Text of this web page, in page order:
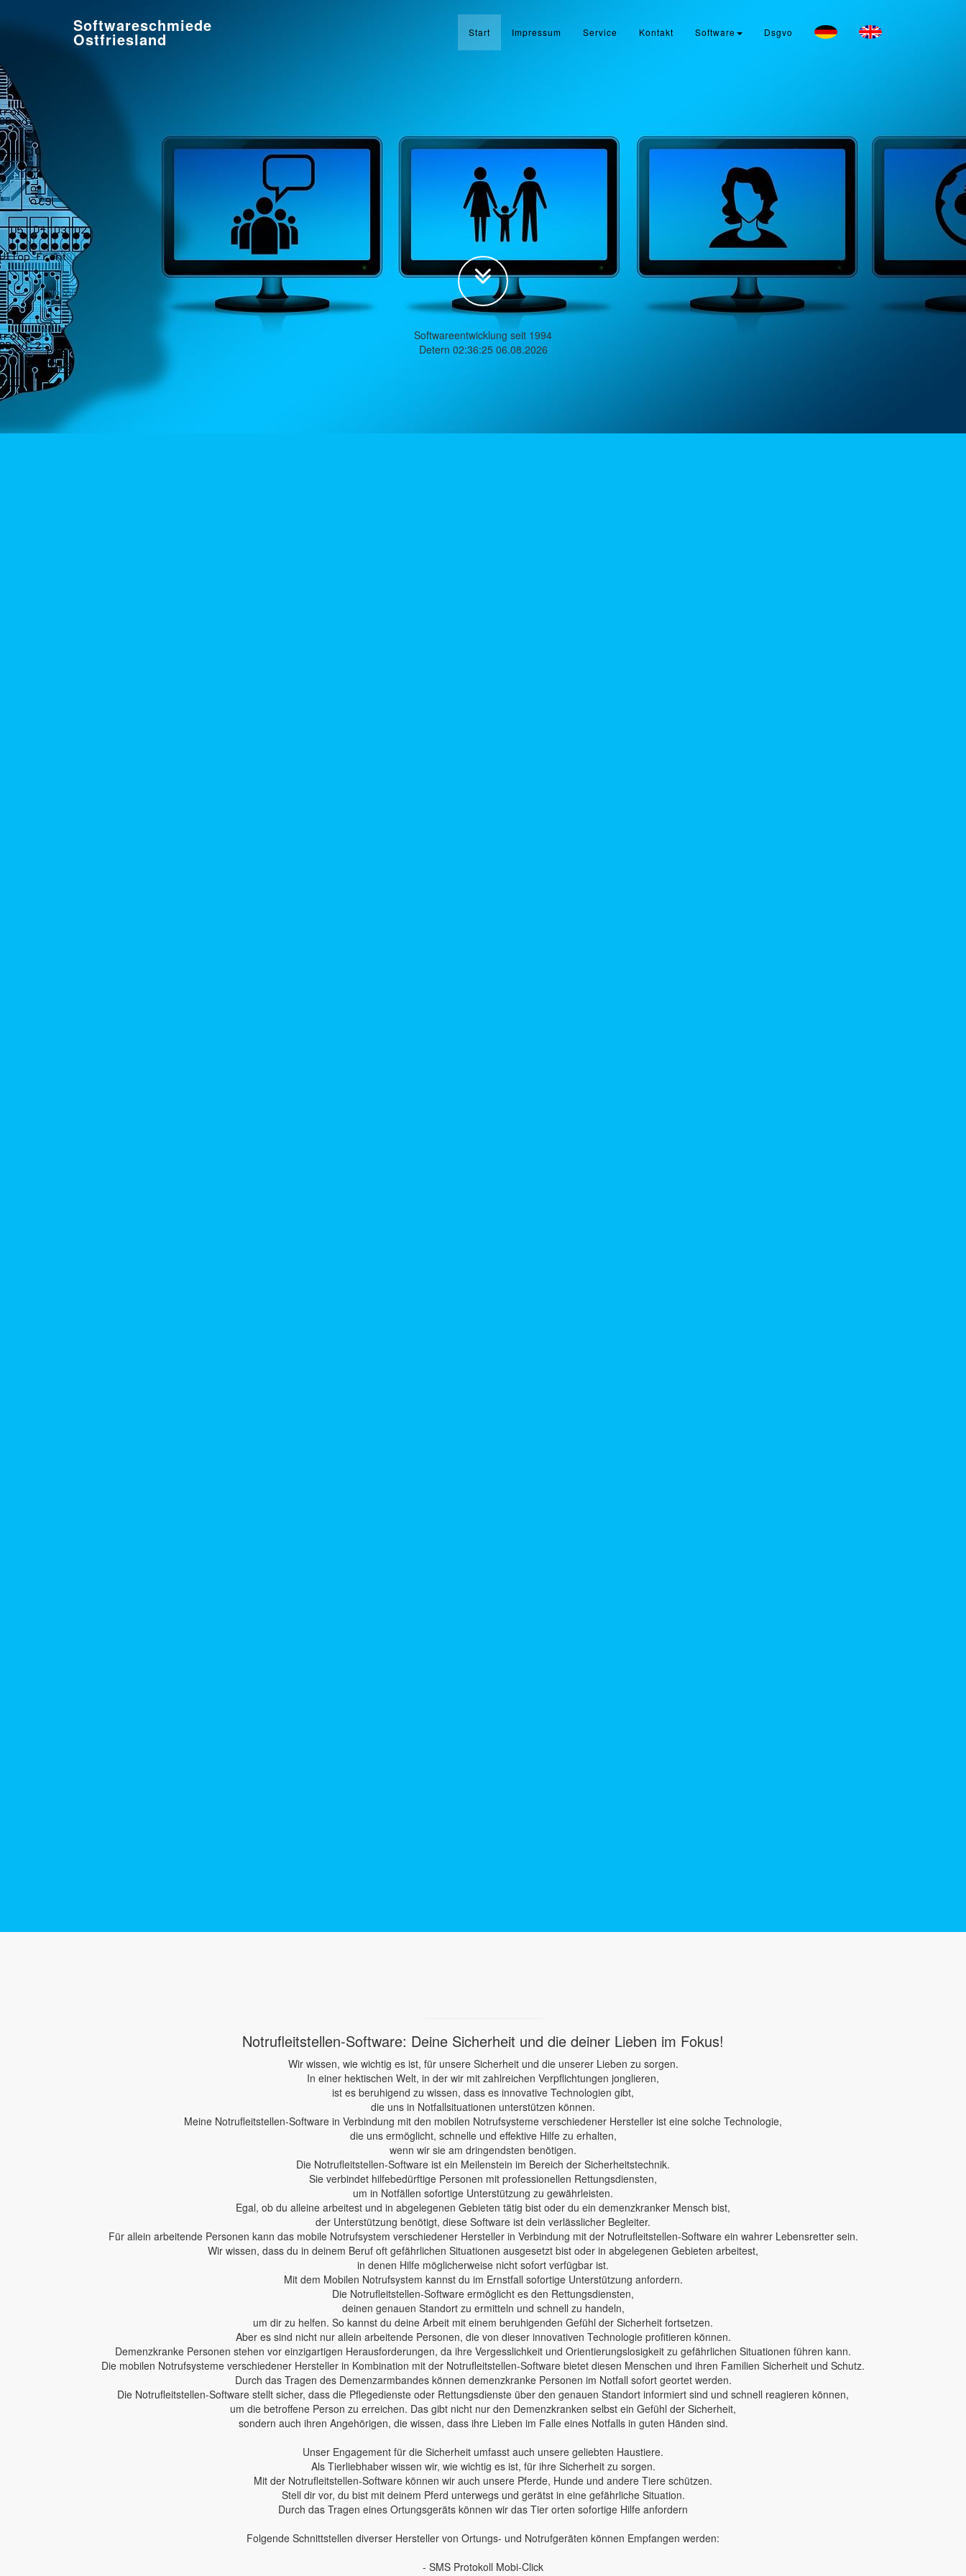
Softwareschmiede
Ostfriesland Start Impressum Service Kontakt Software Dsgvo
Softwareentwicklung seit 1994
Detern 02:36:25 06.08.2026
Notrufleitstellen-Software: Deine Sicherheit und die deiner Lieben im Fokus!
Wir wissen, wie wichtig es ist, für unsere Sicherheit und die unserer Lieben zu sorgen.
In einer hektischen Welt, in der wir mit zahlreichen Verpflichtungen jonglieren,
ist es beruhigend zu wissen, dass es innovative Technologien gibt,
die uns in Notfallsituationen unterstützen können.
Meine Notrufleitstellen-Software in Verbindung mit den mobilen Notrufsysteme verschiedener Hersteller ist eine solche Technologie,
die uns ermöglicht, schnelle und effektive Hilfe zu erhalten,
wenn wir sie am dringendsten benötigen.
Die Notrufleitstellen-Software ist ein Meilenstein im Bereich der Sicherheitstechnik.
Sie verbindet hilfebedürftige Personen mit professionellen Rettungsdiensten,
um in Notfällen sofortige Unterstützung zu gewährleisten.
Egal, ob du alleine arbeitest und in abgelegenen Gebieten tätig bist oder du ein demenzkranker Mensch bist,
der Unterstützung benötigt, diese Software ist dein verlässlicher Begleiter.
Für allein arbeitende Personen kann das mobile Notrufsystem verschiedener Hersteller in Verbindung mit der Notrufleitstellen-Software ein wahrer Lebensretter sein.
Wir wissen, dass du in deinem Beruf oft gefährlichen Situationen ausgesetzt bist oder in abgelegenen Gebieten arbeitest,
in denen Hilfe möglicherweise nicht sofort verfügbar ist.
Mit dem Mobilen Notrufsystem kannst du im Ernstfall sofortige Unterstützung anfordern.
Die Notrufleitstellen-Software ermöglicht es den Rettungsdiensten,
deinen genauen Standort zu ermitteln und schnell zu handeln,
um dir zu helfen. So kannst du deine Arbeit mit einem beruhigenden Gefühl der Sicherheit fortsetzen.
Aber es sind nicht nur allein arbeitende Personen, die von dieser innovativen Technologie profitieren können.
Demenzkranke Personen stehen vor einzigartigen Herausforderungen, da ihre Vergesslichkeit und Orientierungslosigkeit zu gefährlichen Situationen führen kann.
Die mobilen Notrufsysteme verschiedener Hersteller in Kombination mit der Notrufleitstellen-Software bietet diesen Menschen und ihren Familien Sicherheit und Schutz.
Durch das Tragen des Demenzarmbandes können demenzkranke Personen im Notfall sofort geortet werden.
Die Notrufleitstellen-Software stellt sicher, dass die Pflegedienste oder Rettungsdienste über den genauen Standort informiert sind und schnell reagieren können,
um die betroffene Person zu erreichen. Das gibt nicht nur den Demenzkranken selbst ein Gefühl der Sicherheit,
sondern auch ihren Angehörigen, die wissen, dass ihre Lieben im Falle eines Notfalls in guten Händen sind.
Unser Engagement für die Sicherheit umfasst auch unsere geliebten Haustiere.
Als Tierliebhaber wissen wir, wie wichtig es ist, für ihre Sicherheit zu sorgen.
Mit der Notrufleitstellen-Software können wir auch unsere Pferde, Hunde und andere Tiere schützen.
Stell dir vor, du bist mit deinem Pferd unterwegs und gerätst in eine gefährliche Situation.
Durch das Tragen eines Ortungsgeräts können wir das Tier orten sofortige Hilfe anfordern
Folgende Schnittstellen diverser Hersteller von Ortungs- und Notrufgeräten können Empfangen werden:
- SMS Protokoll Mobi-Click